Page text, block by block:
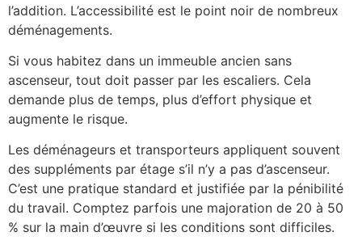
l’addition. L’accessibilité est le point noir de nombreux
déménagements.
Si vous habitez dans un immeuble ancien sans
ascenseur, tout doit passer par les escaliers. Cela
demande plus de temps, plus d’effort physique et
augmente le risque.
Les déménageurs et transporteurs appliquent souvent
des suppléments par étage s’il n’y a pas d’ascenseur.
C’est une pratique standard et justifiée par la pénibilité
du travail. Comptez parfois une majoration de 20 à 50
% sur la main d’œuvre si les conditions sont difficiles.